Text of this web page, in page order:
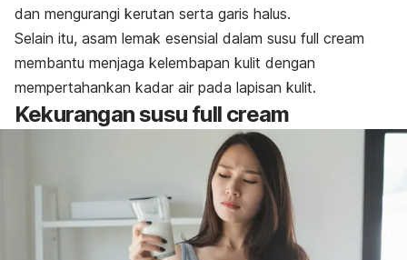
dan mengurangi kerutan serta garis halus.
Selain itu, asam lemak esensial dalam susu full cream
membantu menjaga kelembapan kulit dengan
mempertahankan kadar air pada lapisan kulit.
Kekurangan susu full cream